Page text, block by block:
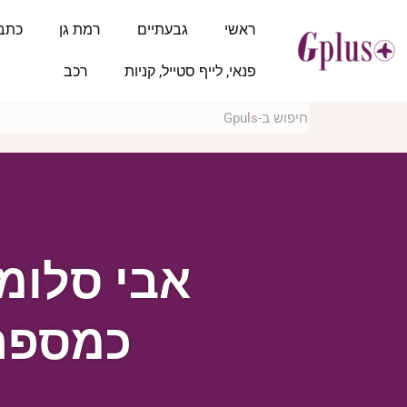
ראשי גבעתיים רמת גן
פנאי, לייף סטייל, קניות רכב
אבי
כמספר 3 ברשימה